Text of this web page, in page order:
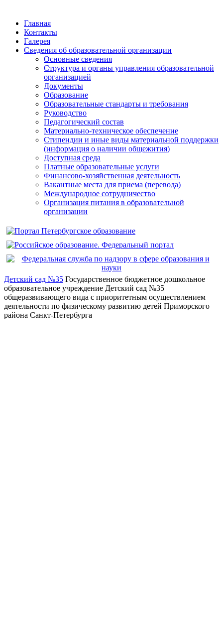
Главная
Контакты
Галерея
Сведения об образовательной организации
Основные сведения
Структура и органы управления образовательной
организацией
Документы
Образование
Образовательные стандарты и требования
Руководство
Педагогический состав
Материально-техническое обеспечение
Стипендии и иные виды материальной поддержки
(информация о наличии общежития)
Доступная среда
Платные образовательные услуги
Финансово-хозяйственная деятельность
Вакантные места для приема (перевода)
Международное сотрудничество
Организация питания в образовательной
организации
Детский сад №35 Государственное бюджетное дошкольное
образовательное учреждение Детский сад №35
общеразвивающего вида с приоритетным осуществлением
деятельности по физическому развитию детей Приморского
района Санкт-Петербурга